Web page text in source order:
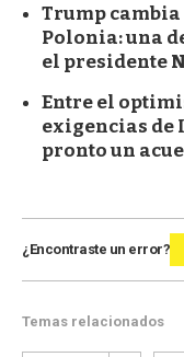
Trump
Polonia: una
el presidente
Entre el
exigencias de
pronto un
¿Encontraste un error?
Temas relacionados